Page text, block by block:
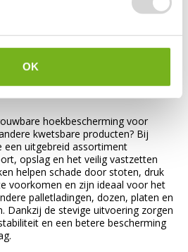
OK
is de kans groot dat de spanband
de plekken waar de spanband
hoekbescherming voor
kwetsbare producten? Bij
een uitgebreid assortiment
opslag en het veilig vastzetten
helpen schade door stoten, druk
voorkomen en zijn ideaal voor het
palletladingen, dozen, platen en
Dankzij de stevige uitvoering zorgen
en een betere bescherming